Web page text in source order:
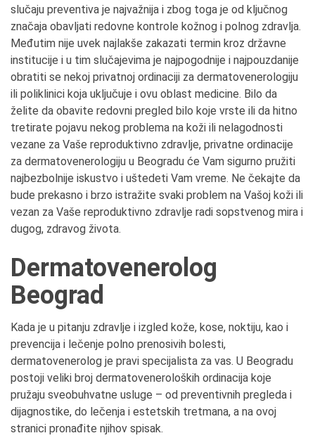
slučaju preventiva je najvažnija i zbog toga je od ključnog
značaja obavljati redovne kontrole kožnog i polnog zdravlja.
Međutim nije uvek najlakše zakazati termin kroz državne
institucije i u tim slučajevima je najpogodnije i najpouzdanije
obratiti se nekoj privatnoj ordinaciji za dermatovenerologiju
ili poliklinici koja uključuje i ovu oblast medicine. Bilo da
želite da obavite redovni pregled bilo koje vrste ili da hitno
tretirate pojavu nekog problema na koži ili nelagodnosti
vezane za Vaše reproduktivno zdravlje, privatne ordinacije
za dermatovenerologiju u Beogradu će Vam sigurno pružiti
najbezbolnije iskustvo i uštedeti Vam vreme. Ne čekajte da
bude prekasno i brzo istražite svaki problem na Vašoj koži ili
vezan za Vaše reproduktivno zdravlje radi sopstvenog mira i
dugog, zdravog života.
Dermatovenerolog
Beograd
Kada je u pitanju zdravlje i izgled kože, kose, noktiju, kao i
prevencija i lečenje polno prenosivih bolesti,
dermatovenerolog je pravi specijalista za vas. U Beogradu
postoji veliki broj dermatoveneroloških ordinacija koje
pružaju sveobuhvatne usluge – od preventivnih pregleda i
dijagnostike, do lečenja i estetskih tretmana, a na ovoj
stranici pronađite njihov spisak.